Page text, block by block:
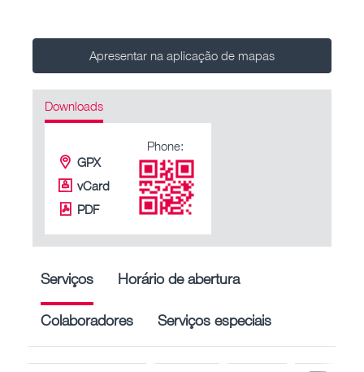
Apresentar na aplicação de mapas
Downloads
GPX
vCard
PDF
Phone:
Serviços Horário de abertura
Colaboradores Serviços especiais